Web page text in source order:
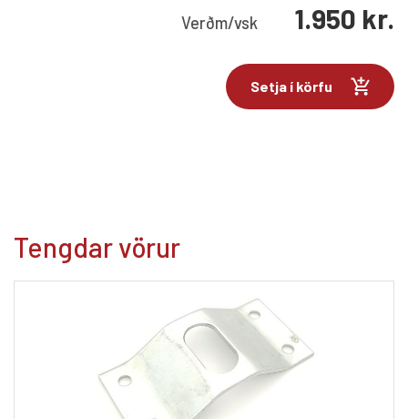
Verðm/vsk 1.950 kr.
Setja í körfu
Tengdar vörur